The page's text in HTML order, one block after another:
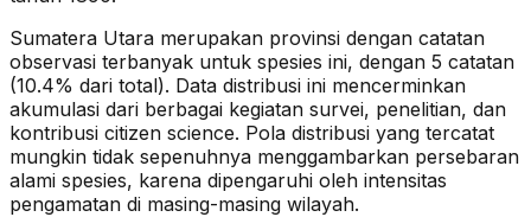
Sumatera Utara merupakan provinsi dengan catatan
observasi terbanyak untuk spesies ini, dengan 5 catatan
(10.4% dari total). Data distribusi ini mencerminkan
akumulasi dari berbagai kegiatan survei, penelitian, dan
kontribusi citizen science. Pola distribusi yang tercatat
mungkin tidak sepenuhnya menggambarkan persebaran
alami spesies, karena dipengaruhi oleh intensitas
pengamatan di masing-masing wilayah.